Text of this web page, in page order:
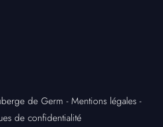
de Germ - Mentions légales -
de confidentialité